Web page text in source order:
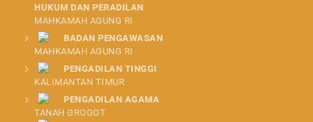
HUKUM DAN PERADILAN
MAHKAMAH AGUNG RI
BADAN PENGAWASAN
MAHKAMAH AGUNG RI
PENGADILAN TINGGI
KALIMANTAN TIMUR
PENGADILAN AGAMA
TANAH GROGOT